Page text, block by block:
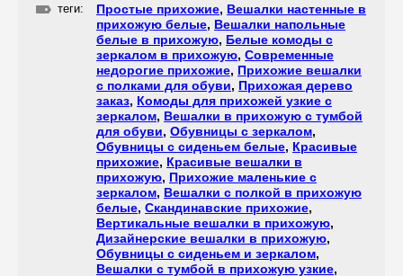
теги: Простые прихожие, Вешалки настенные в
прихожую белые, Вешалки напольные
белые в прихожую, Белые комоды с
зеркалом в прихожую, Современные
недорогие прихожие, Прихожие вешалки
с полками для обуви, Прихожая дерево
заказ, Комоды для прихожей узкие с
зеркалом, Вешалки в прихожую с тумбой
для обуви, Обувницы с зеркалом,
Обувницы с сиденьем белые, Красивые
прихожие, Красивые вешалки в
прихожую, Прихожие маленькие с
зеркалом, Вешалки с полкой в прихожую
белые, Скандинавские прихожие,
Вертикальные вешалки в прихожую,
Дизайнерские вешалки в прихожую,
Обувницы с сиденьем и зеркалом,
Вешалки с тумбой в прихожую узкие,